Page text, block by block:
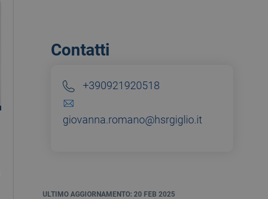
Contatti
+390921920518
giovanna.romano@hsrgiglio.it
ULTIMO AGGIORNAMENTO: 20 FEB 2025